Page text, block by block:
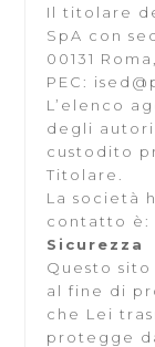
Il titolare
SpA con
00131
PEC:
L’elenco
degli
custodito
Titolare.
La società
contatto è:
Sicurezza
Questo
al fine di
che Lei
protegge